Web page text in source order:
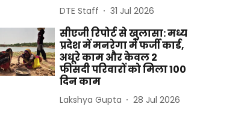
DTE Staff 31 Jul 2026
सीएजी रिपोर्ट से खुलासा: मध्य
प्रदेश में मनरेगा में फर्जी कार्ड,
अधूरे काम और केवल 2
फीसदी परिवारों को मिला 100
दिन काम
Lakshya Gupta 28 Jul 2026